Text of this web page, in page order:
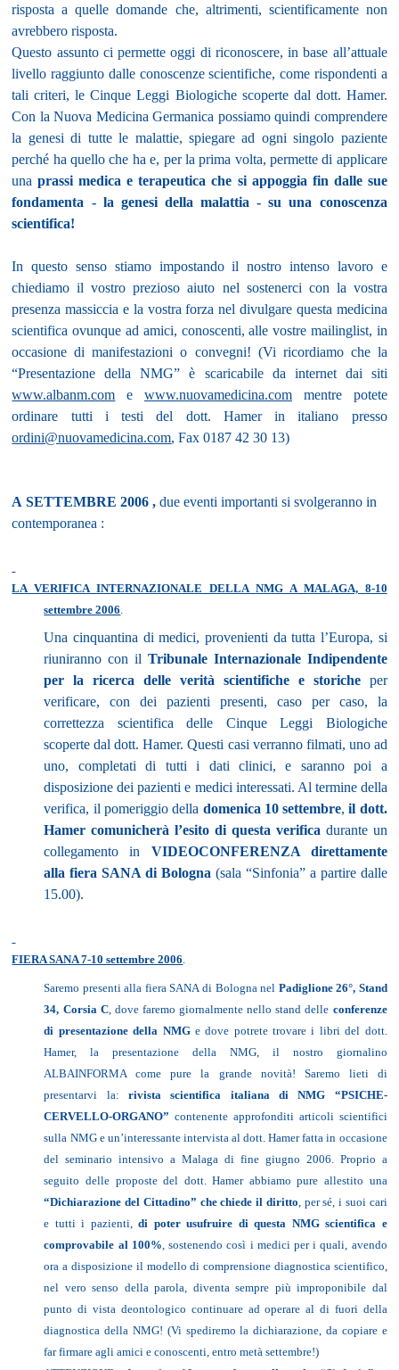
risposta a quelle domande che, altrimenti, scientificamente non
avrebbero risposta.
Questo assunto ci permette oggi di riconoscere, in base all’attuale
livello raggiunto dalle conoscenze scientifiche, come rispondenti a
tali criteri, le Cinque Leggi Biologiche scoperte dal dott. Hamer.
Con la Nuova Medicina Germanica possiamo quindi comprendere
la genesi di tutte le malattie, spiegare ad ogni singolo paziente
perché ha quello che ha e, per la prima volta, permette di applicare
una prassi medica e terapeutica che si appoggia fin dalle sue
fondamenta - la genesi della malattia - su una conoscenza
scientifica!
In questo senso stiamo impostando il nostro intenso lavoro e
chiediamo il vostro prezioso aiuto nel sostenerci con la vostra
presenza massiccia e la vostra forza nel divulgare questa medicina
scientifica ovunque ad amici, conoscenti, alle vostre mailinglist, in
occasione di manifestazioni o convegni! (Vi ricordiamo che la
“Presentazione della NMG” è scaricabile da internet dai siti
www.albanm.com e www.nuovamedicina.com mentre potete
ordinare tutti i testi del dott. Hamer in italiano presso
ordini@nuovamedicina.com, Fax 0187 42 30 13)
A SETTEMBRE 2006 , due eventi importanti si svolgeranno in
contemporanea :
LA VERIFICA INTERNAZIONALE DELLA NMG A MALAGA, 8-10
settembre 2006
Una cinquantina di medici, provenienti da tutta l’Europa, si
riuniranno con il Tribunale Internazionale Indipendente
per la ricerca delle verità scientifiche e storicheper
verificare, con dei pazienti presenti, caso per caso, la
correttezza scientifica delle Cinque Leggi Biologiche
scoperte dal dott. Hamer. Questi casi verranno filmati, uno ad
uno, completati di tutti i dati clinici, e saranno poi a
disposizione dei pazienti e medici interessati. Al termine della
verifica, il pomeriggio della domenica 10 settembre,il dott.
Hamer comunicherà l’esito di questa verifica durante un
collegamento in VIDEOCONFERENZA direttamente
alla fiera SANA di Bologna (sala “Sinfonia” a partire dalle
15.00).
FIERA SANA 7-10 settembre 2006
Saremo presenti alla fiera SANA di Bologna nel Padiglione 26°, Stand
34, Corsia C, dove faremo giornalmente nello stand delle conferenze
di presentazione della NMGe dove potrete trovare i libri del dott.
Hamer, la presentazione della NMG, il nostro giornalino
ALBAINFORMA come pure la grande novità! Saremo lieti di
presentarvi la:rivista scientifica italiana diNMG “PSICHE-
CERVELLO-ORGANO”contenente approfonditi articoli scientifici
sulla NMG e un’interessante intervista al dott. Hamer fatta in occasione
del seminario intensivo a Malaga di fine giugno 2006. Proprio a
seguito delle proposte del dott. Hamer abbiamo pure allestito una
“Dichiarazione del Cittadino” che chiede il diritto , per sé, i suoi cari
e tutti i pazienti,di poter usufruire di questa NMG scientifica e
comprovabile al 100% , sostenendo così i medici per i quali, avendo
ora a disposizione il modello di comprensione diagnostica scientifico,
nel vero senso della parola, diventa sempre più improponibile dal
punto di vista deontologico continuare ad operare al di fuori della
diagnostica della NMG! (Vi spediremo la dichiarazione, da copiare e
far firmare agli amici e conoscenti, entro metà settembre!)